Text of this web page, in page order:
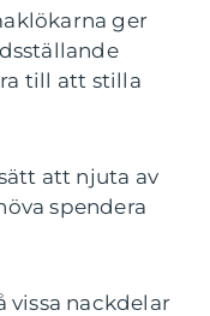
ger
till att stilla
att njuta av
spendera
vissa nackdelar